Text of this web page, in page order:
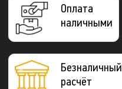
Оплата
наличными
Безналичный
расчёт